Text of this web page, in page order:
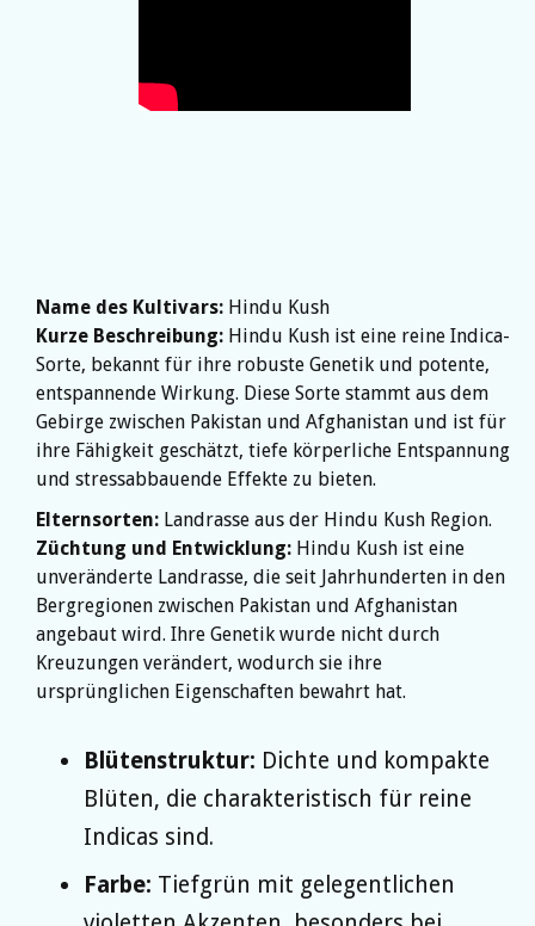
Name des Kultivars: Hindu Kush
Kurze Beschreibung: Hindu Kush ist eine reine Indica-
Sorte, bekannt für ihre robuste Genetik und potente,
entspannende Wirkung. Diese Sorte stammt aus dem
Gebirge zwischen Pakistan und Afghanistan und ist für
ihre Fähigkeit geschätzt, tiefe körperliche Entspannung
und stressabbauende Effekte zu bieten.
Elternsorten: Landrasse aus der Hindu Kush Region.
Züchtung und Entwicklung: Hindu Kush ist eine
unveränderte Landrasse, die seit Jahrhunderten in den
Bergregionen zwischen Pakistan und Afghanistan
angebaut wird. Ihre Genetik wurde nicht durch
Kreuzungen verändert, wodurch sie ihre
ursprünglichen Eigenschaften bewahrt hat.
Blütenstruktur: Dichte und kompakte
Blüten, die charakteristisch für reine
Indicas sind.
Farbe: Tiefgrün mit gelegentlichen